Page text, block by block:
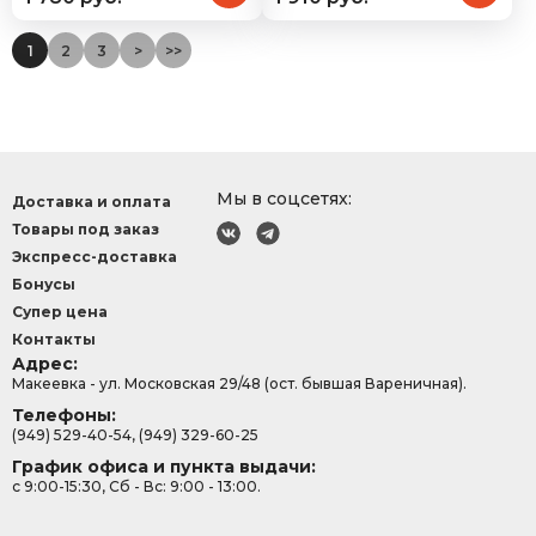
1 2 3 > >>
Мы в соцсетях:
Доставка и оплата
Товары под заказ
Экспресс-доставка
Бонусы
Супер цена
Контакты
Адрес:
Макеевка - ул. Московская 29/48 (ост. бывшая Вареничная).
Телефоны:
(949) 529-40-54, (949) 329-60-25
График офиса и пункта выдачи:
с 9:00-15:30, Сб - Вс: 9:00 - 13:00.